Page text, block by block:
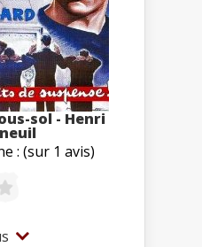
sol - Henri
: (sur 1 avis)